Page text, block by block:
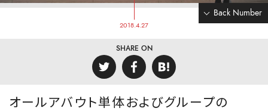
Back Number
2018.4.27
SHARE ON
オールアバウト単体およびグループの